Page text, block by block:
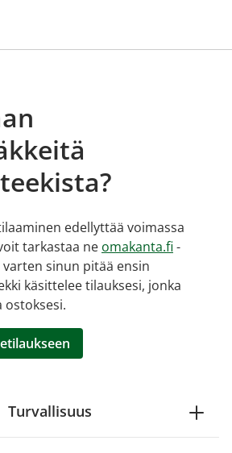
edellyttää voimassa
tarkastaa ne omakanta.fi -
sinun pitää ensin
käsittelee tilauksesi, jonka
ostoksesi.
Turvallisuus